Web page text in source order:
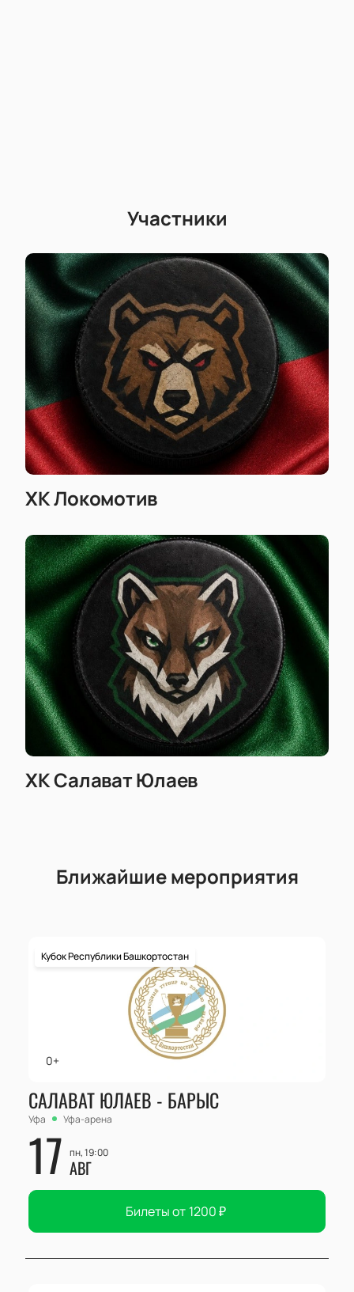
ВИП-зоны — для тех, кто хочет особый
Групповые посещения — специальные
предложения для компаний и организаций.
Заказ по телефону — дополнительный
вариант оформления билета без лишних
хлопот.
Цена билетов прозрачна: вы сразу видите
стоимость при выборе мест.
Покупая билет онлайн у нас, вы экономите время и
получаете гарантированный доступ на ближайшие
матчи любимых команд. Узнайте расписание игр,
цену билета, длительность встречи и другую
полезную информацию прямо на сайте вместе с
возможностью купить билеты на хоккей быстро и
удобно.
Участники
ХК Локомотив
ХК Салават Юлаев
Ближайшие мероприятия
0+
Кубок Республики Башкортостан
САЛАВАТ ЮЛАЕВ - БАРЫС
Уфа Уфа-арена
17 пн, 19:00
АВГ
Билеты от 1200₽